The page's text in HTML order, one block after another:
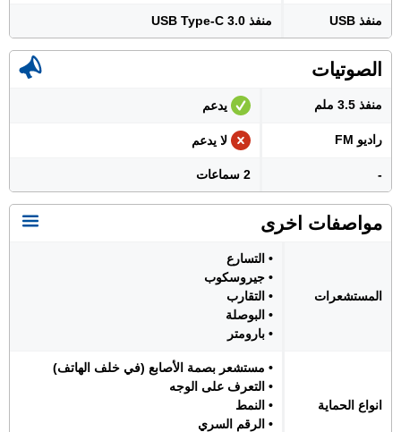
منفذ USB منفذ USB Type-C 3.0
الصوتيات
منفذ 3.5 ملم يدعم
راديو FM لا يدعم
- 2 سماعات
مواصفات اخرى
المستشعرات
• التسارع
• جيروسكوب
• التقارب
• البوصلة
• بارومتر
انواع الحماية
• مستشعر بصمة الأصابع (في خلف الهاتف)
• التعرف على الوجه
• النمط
• الرقم السري